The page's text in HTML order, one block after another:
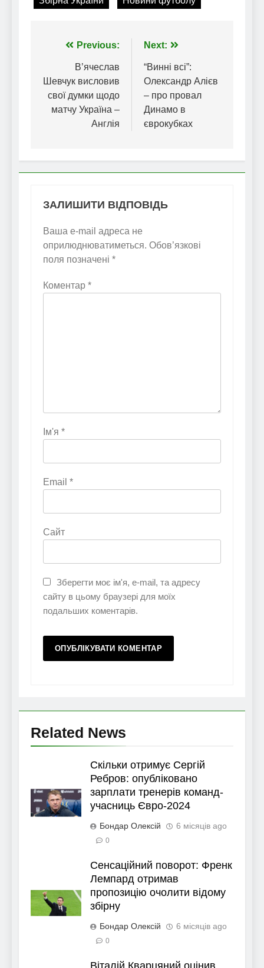
Навігація
записів
Previous:
В’ячеслав
Шевчук висловив
свої думки щодо
матчу Україна –
Англія
Next:
“Винні всі”:
Олександр Алієв
– про провал
Динамо в
єврокубках
ЗАЛИШИТИ ВІДПОВІДЬ
Ваша e-mail адреса не
оприлюднюватиметься. Обов’язкові
поля позначені *
Коментар *
Ім'я *
Email *
Сайт
Зберегти моє ім'я, e-mail, та адресу
сайту в цьому браузері для моїх
подальших коментарів.
Related News
Скільки отримує Сергій
Ребров: опубліковано
зарплати тренерів команд-
учасниць Євро-2024
Бондар Олексій 6 місяців ago
0
Сенсаційний поворот: Френк
Лемпард отримав
пропозицію очолити відому
збірну
Бондар Олексій 6 місяців ago
0
Віталій Кварцяний оцінив